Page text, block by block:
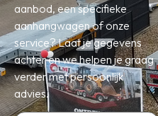
aanbod, een specifieke
aanhangwagen of onze
service? Laat je gegevens
achter en we helpen je graag
verder met persoonlijk
advies.